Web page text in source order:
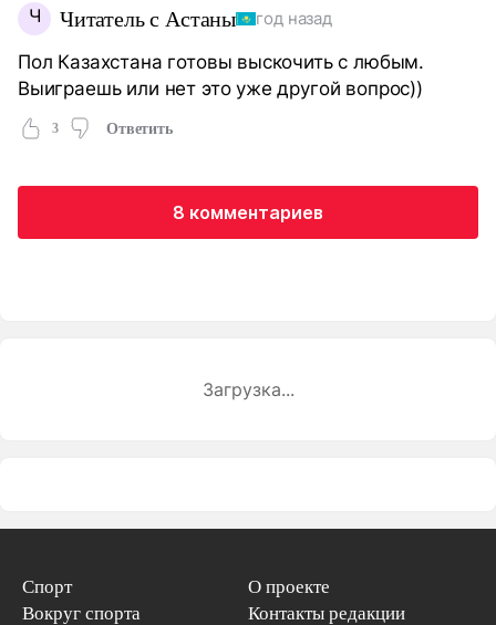
Ч Читатель с Астаны год назад
Пол Казахстана готовы выскочить с любым.
Выиграешь или нет это уже другой вопрос))
3 Ответить
8 комментариев
Загрузка...
Спорт
Вокруг спорта
О проекте
Контакты редакции